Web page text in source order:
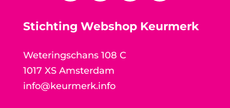
Stichting Webshop Keurmerk
Weteringschans 108 C
1017 XS Amsterdam
info@keurmerk.info